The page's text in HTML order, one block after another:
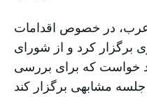
عرب، در خصوص اقدامات
برگزار کرد و از شورای
خواست که برای بررسی